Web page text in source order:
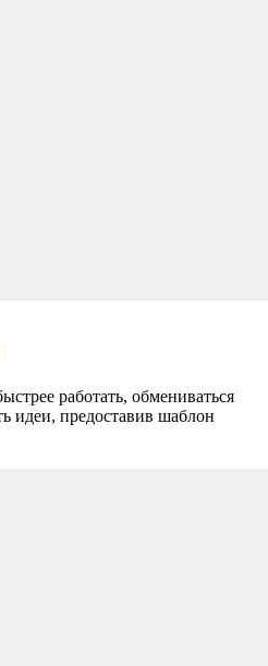
работать, обмениваться
идеи, предоставив шаблон